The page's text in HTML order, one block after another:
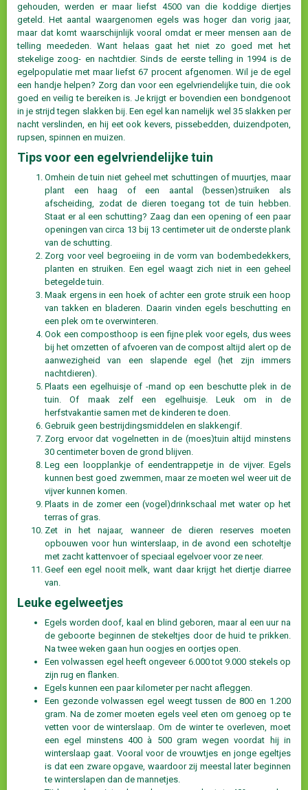
gehouden, werden er maar liefst 4500 van die koddige diertjes
geteld. Het aantal waargenomen egels was hoger dan vorig jaar,
maar dat komt waarschijnlijk vooral omdat er meer mensen aan de
telling meededen. Want helaas gaat het niet zo goed met het
stekelige zoog- en nachtdier. Sinds de eerste telling in 1994 is de
egelpopulatie met maar liefst 67 procent afgenomen. Wil je de egel
een handje helpen? Zorg dan voor een egelvriendelijke tuin, die ook
goed en veilig te bereiken is. Je krijgt er bovendien een bondgenoot
in je strijd tegen slakken bij. Een egel kan namelijk wel 35 slakken per
nacht verslinden, en hij eet ook kevers, pissebedden, duizendpoten,
rupsen, spinnen en muizen.
Tips voor een egelvriendelijke tuin
Omhein de tuin niet geheel met schuttingen of muurtjes, maar
plant een haag of een aantal (bessen)struiken als
afscheiding, zodat de dieren toegang tot de tuin hebben.
Staat er al een schutting? Zaag dan een opening of een paar
openingen van circa 13 bij 13 centimeter uit de onderste plank
van de schutting.
Zorg voor veel begroeiing in de vorm van bodembedekkers,
planten en struiken. Een egel waagt zich niet in een geheel
betegelde tuin.
Maak ergens in een hoek of achter een grote struik een hoop
van takken en bladeren. Daarin vinden egels beschutting en
een plek om te overwinteren.
Ook een composthoop is een fijne plek voor egels, dus wees
bij het omzetten of afvoeren van de compost altijd alert op de
aanwezigheid van een slapende egel (het zijn immers
nachtdieren).
Plaats een egelhuisje of -mand op een beschutte plek in de
tuin. Of maak zelf een egelhuisje. Leuk om in de
herfstvakantie samen met de kinderen te doen.
Gebruik geen bestrijdingsmiddelen en slakkengif.
Zorg ervoor dat vogelnetten in de (moes)tuin altijd minstens
30 centimeter boven de grond blijven.
Leg een loopplankje of eendentrappetje in de vijver. Egels
kunnen best goed zwemmen, maar ze moeten wel weer uit de
vijver kunnen komen.
Plaats in de zomer een (vogel)drinkschaal met water op het
terras of gras.
Zet in het najaar, wanneer de dieren reserves moeten
opbouwen voor hun winterslaap, in de avond een schoteltje
met zacht kattenvoer of speciaal egelvoer voor ze neer.
Geef een egel nooit melk, want daar krijgt het diertje diarree
van.
Leuke egelweetjes
Egels worden doof, kaal en blind geboren, maar al een uur na
de geboorte beginnen de stekeltjes door de huid te prikken.
Na twee weken gaan hun oogjes en oortjes open.
Een volwassen egel heeft ongeveer 6.000 tot 9.000 stekels op
zijn rug en flanken.
Egels kunnen een paar kilometer per nacht afleggen.
Een gezonde volwassen egel weegt tussen de 800 en 1.200
gram. Na de zomer moeten egels veel eten om genoeg op te
vetten voor de winterslaap. Om de winter te overleven, moet
een egel minstens 400 à 500 gram wegen voordat hij in
winterslaap gaat. Vooral voor de vrouwtjes en jonge egeltjes
is dat een zware opgave, waardoor zij meestal later beginnen
te winterslapen dan de mannetjes.